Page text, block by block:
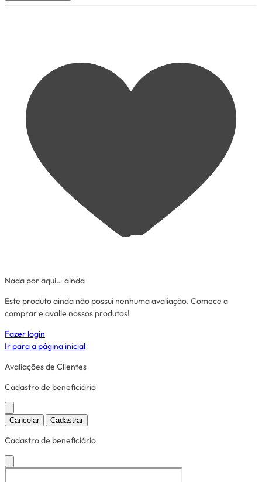
Nada por aqui… ainda
Este produto ainda não possui nenhuma avaliação. Comece a
comprar e avalie nossos produtos!
Fazer login
Ir para a página inicial
Avaliações de Clientes
Cadastro de beneficiário
Cancelar Cadastrar
Cadastro de beneficiário